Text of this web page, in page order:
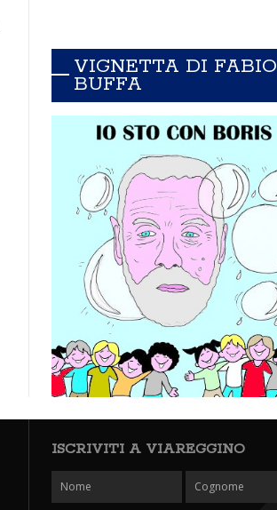
VIGNETTA DI FABIO
BUFFA
ISCRIVITI A VIAREGGINO